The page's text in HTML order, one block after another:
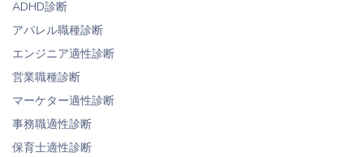
ADHD診断
アパレル職種診断
エンジニア適性診断
営業職種診断
マーケター適性診断
事務職適性診断
保育士適性診断